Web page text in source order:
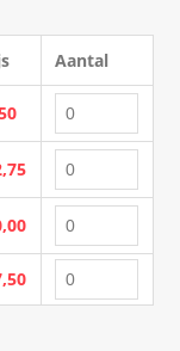
Aantal